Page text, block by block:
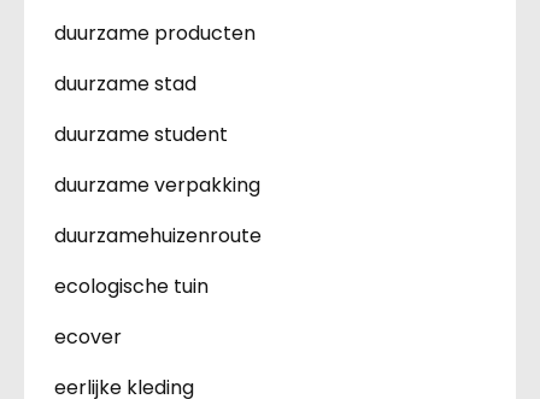
duurzame producten
duurzame stad
duurzame student
duurzame verpakking
duurzamehuizenroute
ecologische tuin
ecover
eerlijke kleding